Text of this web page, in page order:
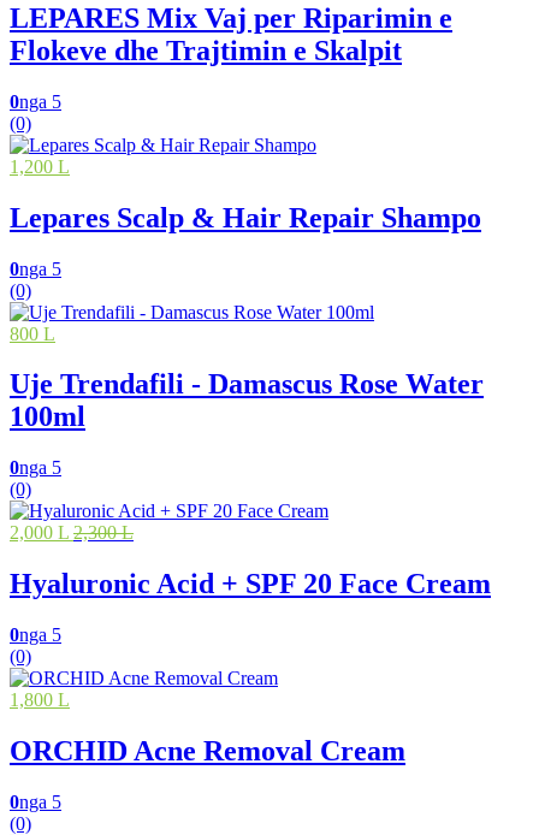
LEPARES Mix Vaj per Riparimin e
Flokeve dhe Trajtimin e Skalpit
0nga 5
(0)
1,200 L
Lepares Scalp & Hair Repair Shampo
0nga 5
(0)
800 L
Uje Trendafili - Damascus Rose Water
100ml
0nga 5
(0)
2,000 L 2,300 L
Hyaluronic Acid + SPF 20 Face Cream
0nga 5
(0)
1,800 L
ORCHID Acne Removal Cream
0nga 5
(0)